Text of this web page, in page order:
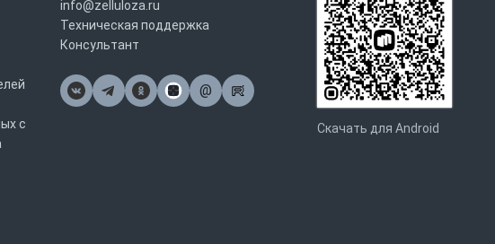
с
info@zelluloza.ru
Техническая поддержка
Консультант
@Почта
Скачать для Android